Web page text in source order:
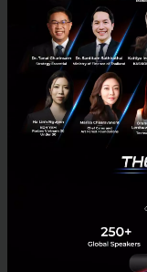
เชื่อมต่อทุกมิติของชี
พัฒนาต่อเนื่องให้
ไป เพื่อเป็นอันดับ
จริงที่ให้คนโซเชีย
ทัด กล่าว
LINE